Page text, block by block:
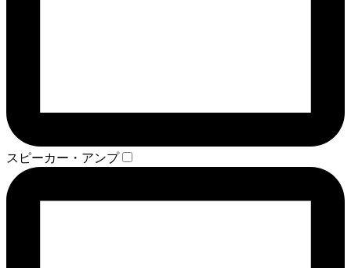
スピーカー・アンプ